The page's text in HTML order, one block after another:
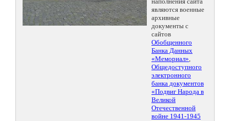
являются военные
архивные
документы с
сайтов
Обобщенного
Банка Данных
«Мемориал»,
Общедоступного
электронного
банка документов
«Подвиг Народа в
Великой
Отечественной
войне 1941-1945